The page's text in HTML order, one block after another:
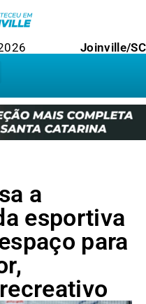
Joinville/SC
a
esportiva
para